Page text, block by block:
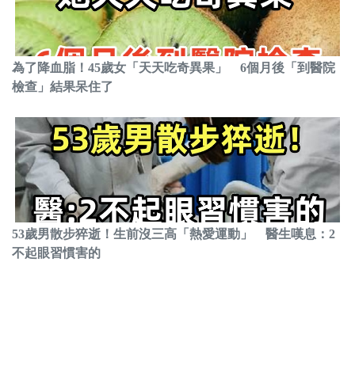
為了降血脂！45歲女「天天吃奇異果」 6個月後「到醫院
檢查」結果呆住了
53歲男散步猝逝！生前沒三高「熱愛運動」 醫生嘆息：2
不起眼習慣害的